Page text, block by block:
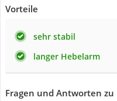
Vorteile
sehr stabil
langer Hebelarm
Fragen und Antworten